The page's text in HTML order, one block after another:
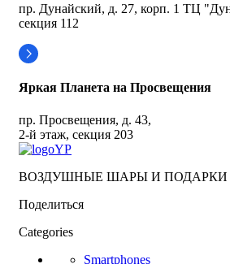
пр. Дунайский, д. 27, корп. 1 ТЦ
секция 112
Яркая Планета на Просвещения
пр. Просвещения, д. 43,
2-й этаж, секция 203
ВОЗДУШНЫЕ ШАРЫ И ПОДАРКИ
Поделиться
Categories
Smartphones